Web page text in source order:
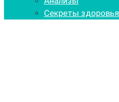
Секреты здоровья